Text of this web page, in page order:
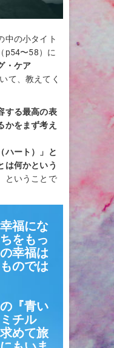
中の小タイト
p54〜58）に
・ケア
て、教えてく
する最高の表
かをまず考え
ハート）」と
は何かという
ということで
福にな
をもっ
幸福は
のでは
『青い
チル
めて旅